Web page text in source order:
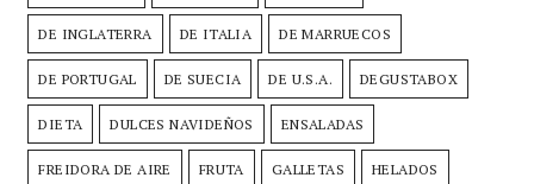
DE INGLATERRA DE ITALIA DE MARRUECOS
DE PORTUGAL DE SUECIA DE U.S.A. DEGUSTABOX
DIETA DULCES NAVIDEÑOS ENSALADAS
FREIDORA DE AIRE FRUTA GALLETAS HELADOS